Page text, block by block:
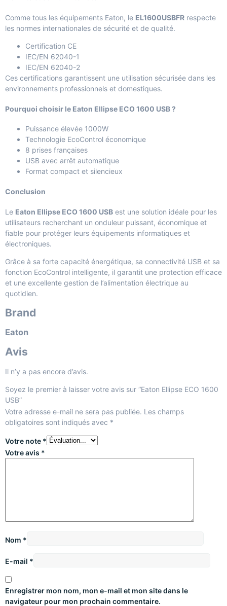
Comme tous les équipements Eaton, le EL1600USBFR respecte
les normes internationales de sécurité et de qualité.
Certification CE
IEC/EN 62040-1
IEC/EN 62040-2
Ces certifications garantissent une utilisation sécurisée dans les
environnements professionnels et domestiques.
Pourquoi choisir le Eaton Ellipse ECO 1600 USB ?
Puissance élevée 1000W
Technologie EcoControl économique
8 prises françaises
USB avec arrêt automatique
Format compact et silencieux
Conclusion
Le Eaton Ellipse ECO 1600 USB est une solution idéale pour les
utilisateurs recherchant un onduleur puissant, économique et
fiable pour protéger leurs équipements informatiques et
électroniques.
Grâce à sa forte capacité énergétique, sa connectivité USB et sa
fonction EcoControl intelligente, il garantit une protection efficace
et une excellente gestion de l’alimentation électrique au
quotidien.
Brand
Eaton
Avis
Il n’y a pas encore d’avis.
Soyez le premier à laisser votre avis sur “Eaton Ellipse ECO 1600
USB”
Votre adresse e-mail ne sera pas publiée. Les champs
obligatoires sont indiqués avec *
Votre note *
Votre avis *
Nom *
E-mail *
Enregistrer mon nom, mon e-mail et mon site dans le
navigateur pour mon prochain commentaire.